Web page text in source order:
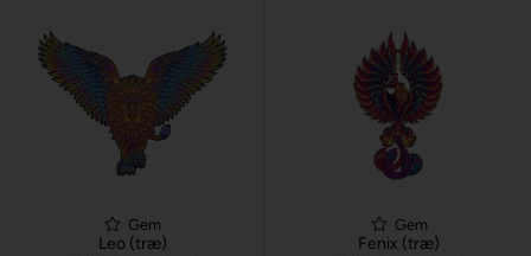
Gem
Leo (træ)
Gem
Fenix (træ)